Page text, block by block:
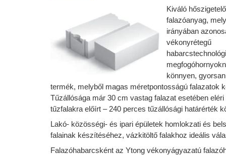
Kiváló
falazóanyag,
irányában
vékonyrétegű
könnyen,
termék, melyből magas méretpontosságú falazatok
Tűzállósága már 30 cm vastag falazat esetében
tűzfalakra előírt – 240 perces tűzállósági határérték
Lakó- közösségi- és ipari épületek homlokzati és
falainak készítéséhez, vázkitöltő falakhoz ideális
Falazóhabarcsként az Ytong vékonyágyazatú